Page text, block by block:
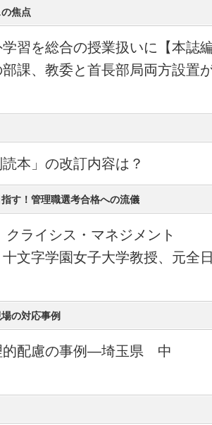
焦点
習を総合の授業扱いに【本誌
課、教委と首長部局両方設置
本」の改訂内容は？
す！管理職選考合格への流儀
ライシス・マネジメント
十文字学園女子大学教授、元全
の対応事例
的配慮の事例―埼玉県 中